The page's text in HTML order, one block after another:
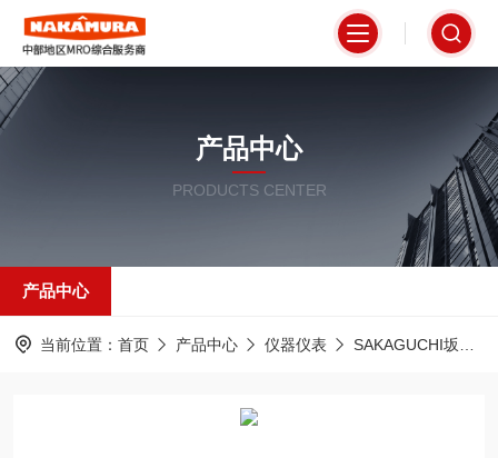
产品中心
PRODUCTS CENTER
产品中心
当前位置： 首页 产品中心 仪器仪表 SAKAGUCHI坂口电热